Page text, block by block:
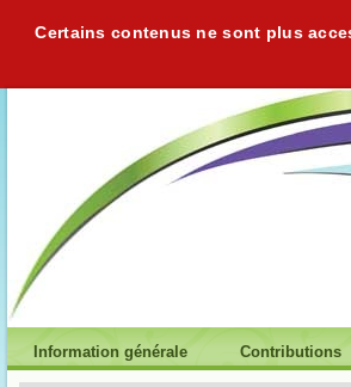
Certains contenus ne sont plus
Information générale Contributions